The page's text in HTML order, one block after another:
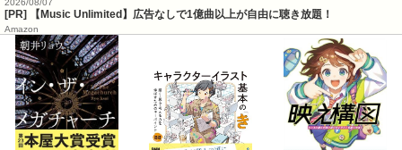
2026/08/07
[PR] 【Music Unlimited】広告なしで1億曲以上が自由に聴き放題！
Amazon